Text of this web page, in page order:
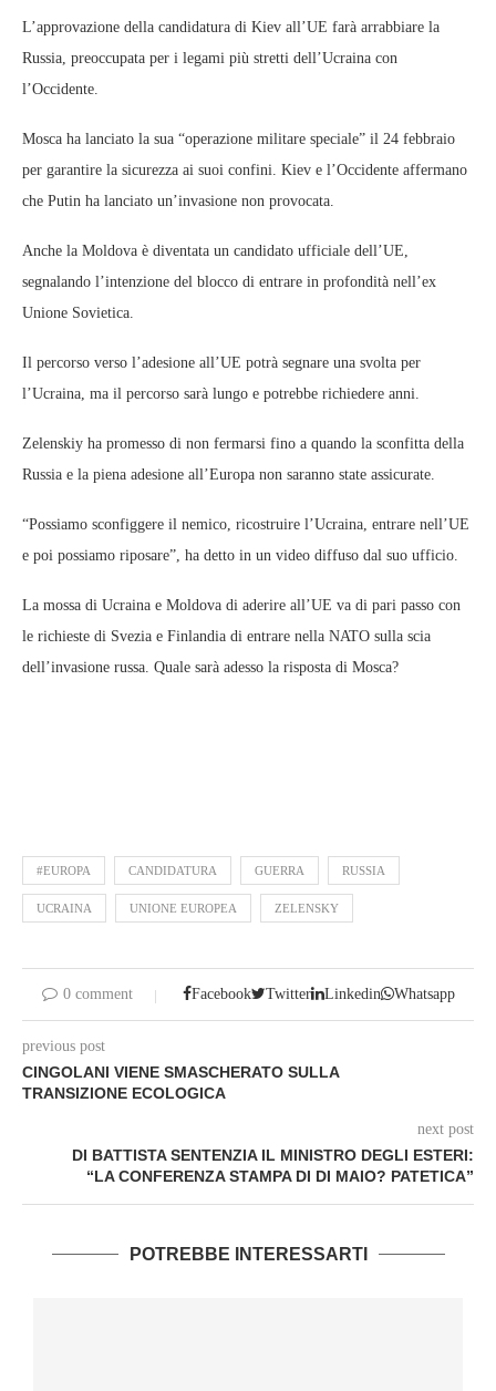
L’approvazione della candidatura di Kiev all’UE farà arrabbiare la
Russia, preoccupata per i legami più stretti dell’Ucraina con
l’Occidente.
Mosca ha lanciato la sua “operazione militare speciale” il 24 febbraio
per garantire la sicurezza ai suoi confini. Kiev e l’Occidente affermano
che Putin ha lanciato un’invasione non provocata.
Anche la Moldova è diventata un candidato ufficiale dell’UE,
segnalando l’intenzione del blocco di entrare in profondità nell’ex
Unione Sovietica.
Il percorso verso l’adesione all’UE potrà segnare una svolta per
l’Ucraina, ma il percorso sarà lungo e potrebbe richiedere anni.
Zelenskiy ha promesso di non fermarsi fino a quando la sconfitta della
Russia e la piena adesione all’Europa non saranno state assicurate.
“Possiamo sconfiggere il nemico, ricostruire l’Ucraina, entrare nell’UE
e poi possiamo riposare”, ha detto in un video diffuso dal suo ufficio.
La mossa di Ucraina e Moldova di aderire all’UE va di pari passo con
le richieste di Svezia e Finlandia di entrare nella NATO sulla scia
dell’invasione russa. Quale sarà adesso la risposta di Mosca?
#EUROPA CANDIDATURA GUERRA RUSSIA
UCRAINA UNIONE EUROPEA ZELENSKY
0 comment Facebook Twitter Linkedin Whatsapp
previous post
CINGOLANI VIENE SMASCHERATO SULLA
TRANSIZIONE ECOLOGICA
next post
DI BATTISTA SENTENZIA IL MINISTRO DEGLI ESTERI:
“LA CONFERENZA STAMPA DI DI MAIO? PATETICA”
POTREBBE INTERESSARTI